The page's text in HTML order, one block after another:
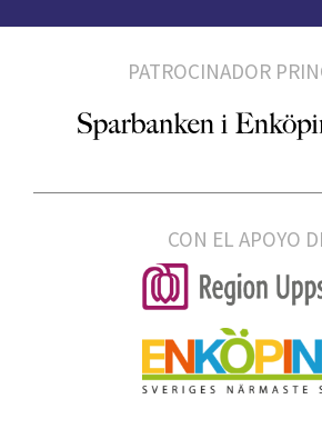
PATROCINADOR
CON EL APOYO